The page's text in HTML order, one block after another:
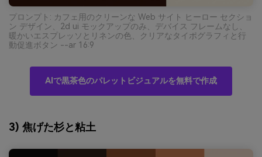
プロンプト: カフェ用のクリーンな Web サイト ヒーロー セクショ
ン デザイン、2d ui モックアップのみ、デバイス フレームなし、
暖かいエスプレッソとリネンの色、クリアなタイポグラフィと行
動促進ボタン --ar 16:9
AIで黒茶色のパレットビジュアルを無料で作成
3) 焦げた杉と粘土